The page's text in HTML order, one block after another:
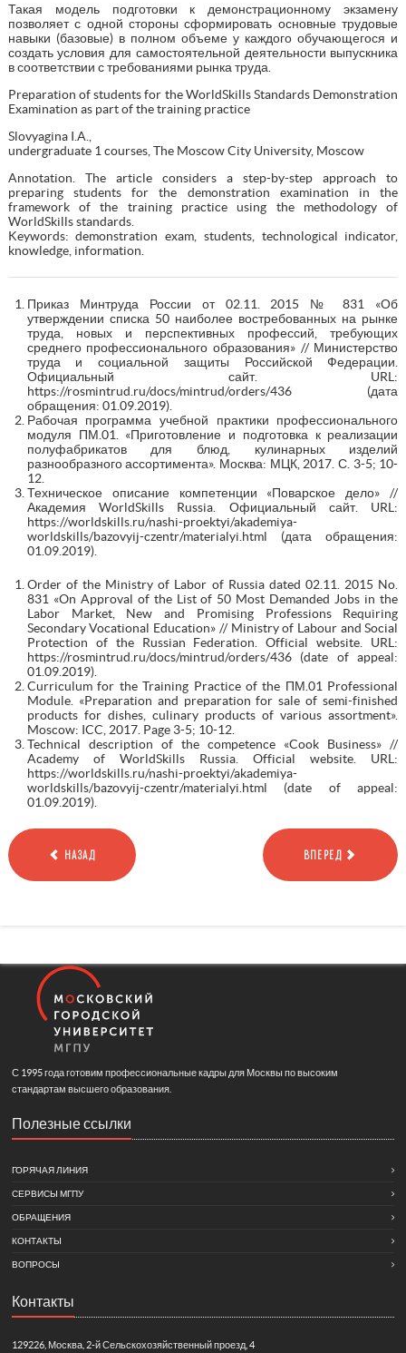
Такая модель подготовки к демонстрационному экзамену
позволяет с одной стороны сформировать основные трудовые
навыки (базовые) в полном объеме у каждого обучающегося и
создать условия для самостоятельной деятельности выпускника
в соответствии с требованиями рынка труда.
Preparation of students for the WorldSkills Standards Demonstration
Examination as part of the training practice
Slovyagina I.A.,
undergraduate 1 courses, The Moscow City University, Moscow
Annotation. The article considers a step-by-step approach to
preparing students for the demonstration examination in the
framework of the training practice using the methodology of
WorldSkills standards.
Keywords: demonstration exam, students, technological indicator,
knowledge, information.
Приказ Минтруда России от 02.11. 2015 № 831 «Об
утверждении списка 50 наиболее востребованных на рынке
труда, новых и перспективных профессий, требующих
среднего профессионального образования» // Министерство
труда и социальной защиты Российской Федерации.
Официальный сайт. URL:
https://rosmintrud.ru/docs/mintrud/orders/436 (дата
обращения: 01.09.2019).
Рабочая программа учебной практики профессионального
модуля ПМ.01. «Приготовление и подготовка к реализации
полуфабрикатов для блюд, кулинарных изделий
разнообразного ассортимента». Москва: МЦК, 2017. С. 3-5; 10-
12.
Техническое описание компетенции «Поварское дело» //
Академия WorldSkills Russia. Официальный сайт. URL:
https://worldskills.ru/nashi-proektyi/akademiya-
worldskills/bazovyij-czentr/materialyi.html (дата обращения:
01.09.2019).
Order of the Ministry of Labor of Russia dated 02.11. 2015 No.
831 «On Approval of the List of 50 Most Demanded Jobs in the
Labor Market, New and Promising Professions Requiring
Secondary Vocational Education» // Ministry of Labour and Social
Protection of the Russian Federation. Official website. URL:
https://rosmintrud.ru/docs/mintrud/orders/436 (date of appeal:
01.09.2019).
Curriculum for the Training Practice of the ПМ.01 Professional
Module. «Preparation and preparation for sale of semi-finished
products for dishes, culinary products of various assortment».
Moscow: ICC, 2017. Page 3-5; 10-12.
Technical description of the competence «Cook Business» //
Academy of WorldSkills Russia. Official website. URL:
https://worldskills.ru/nashi-proektyi/akademiya-
worldskills/bazovyij-czentr/materialyi.html (date of appeal:
01.09.2019).
НАЗАД ВПЕРЕД
С 1995 года готовим профессиональные кадры для Москвы по высоким
стандартам высшего образования.
Полезные ссылки
ГОРЯЧАЯ ЛИНИЯ
СЕРВИСЫ МГПУ
ОБРАЩЕНИЯ
КОНТАКТЫ
ВОПРОСЫ
Контакты
129226, Москва, 2-й Сельскохозяйственный проезд, 4